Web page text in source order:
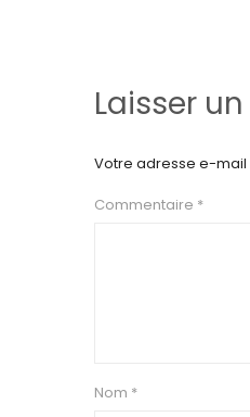
Laisser
Votre adresse e-
Commentaire *
Nom *